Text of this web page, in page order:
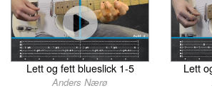
Lett og fett blueslick 1-5
Anders Nærø
Lett